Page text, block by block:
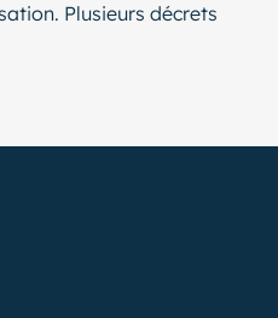
Plusieurs décrets